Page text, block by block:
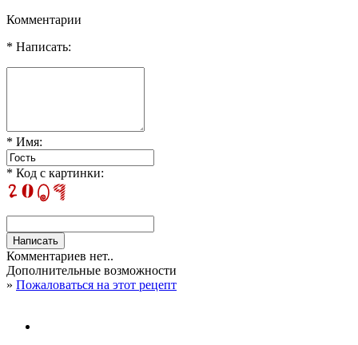
Комментарии
* Написать:
* Имя:
* Код с картинки:
Комментариев нет..
Дополнительные возможности
» Пожаловаться на этот рецепт